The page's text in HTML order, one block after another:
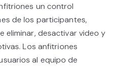
un control
de los participantes,
eliminar, desactivar video y
Los anfitriones
al equipo de